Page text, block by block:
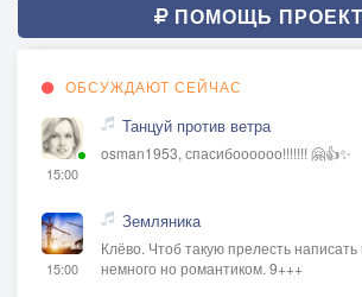
ПОМОЩЬ
ОБСУЖДАЮТ СЕЙЧАС
15:00
Танцуй против ветра
osman1953, спасибоооооо!!!!!!! 🤗👍✨
15:00
Земляника
Клёво. Чтоб такую прелесть
немного но романтиком. 9+++